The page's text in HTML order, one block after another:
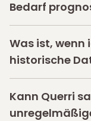
Bedarf
Was ist, wenn
historische
Kann Querri